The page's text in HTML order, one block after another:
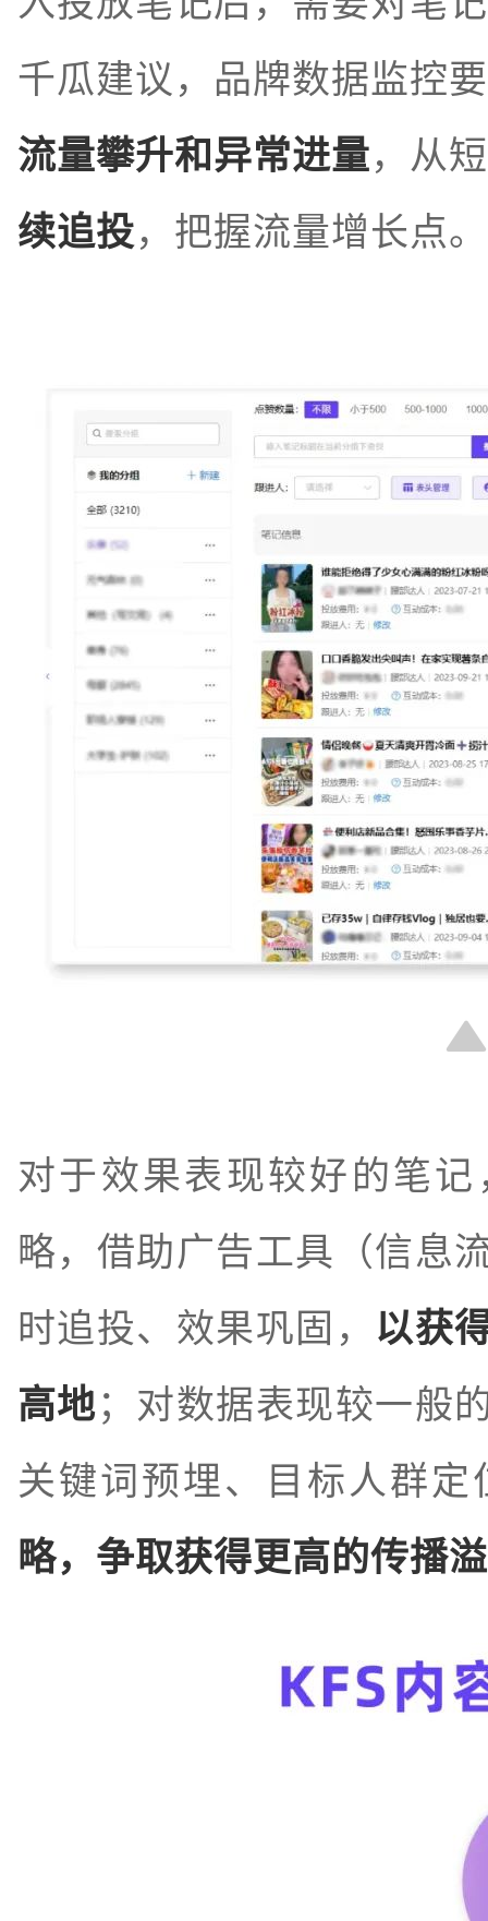
千瓜建议，品牌数据监控
流量攀升和异常进量，从
续追投，把握流量增长点。
对于效果表现较好的笔
略，借助广告工具（信息
时追投、效果巩固， 以获
高地；对数据表现较一般
关键词预埋、目标人群
略，争取获得更高的传播